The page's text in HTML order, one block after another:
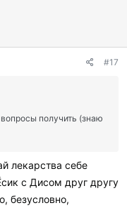
#17
получить (знаю
лекарства себе
с Дисом друг другу
безусловно,